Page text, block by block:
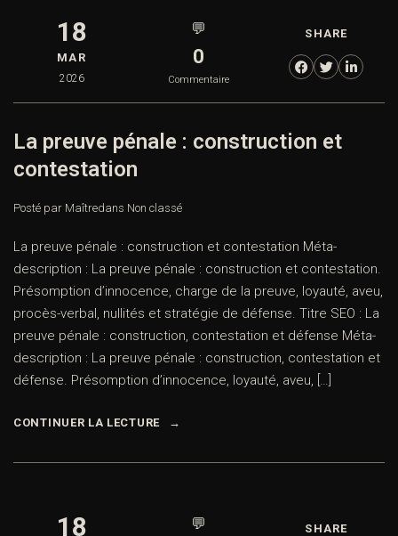
18
MAR
2026
💬
0
Commentaire
SHARE
La preuve pénale : construction et
contestation
Posté par Maîtredans Non classé
La preuve pénale : construction et contestation Méta-
description : La preuve pénale : construction et contestation.
Présomption d’innocence, charge de la preuve, loyauté, aveu,
procès-verbal, nullités et stratégie de défense. Titre SEO : La
preuve pénale : construction, contestation et défense Méta-
description : La preuve pénale : construction, contestation et
défense. Présomption d’innocence, loyauté, aveu, […]
CONTINUER LA LECTURE
18 💬 SHARE